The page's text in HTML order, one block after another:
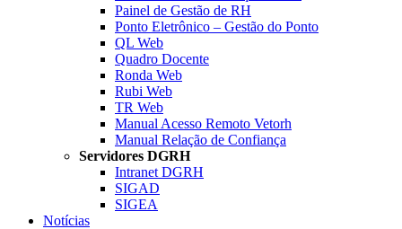
Painel de Gestão de RH
Ponto Eletrônico – Gestão do Ponto
QL Web
Quadro Docente
Ronda Web
Rubi Web
TR Web
Manual Acesso Remoto Vetorh
Manual Relação de Confiança
Servidores DGRH
Intranet DGRH
SIGAD
SIGEA
Notícias